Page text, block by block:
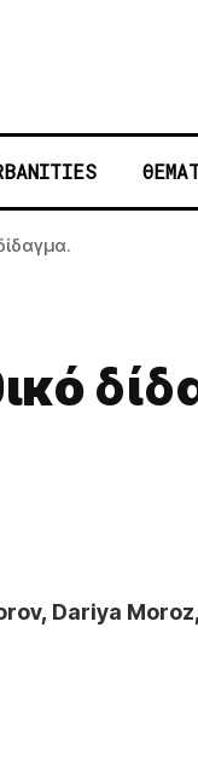
Dariya Moroz,